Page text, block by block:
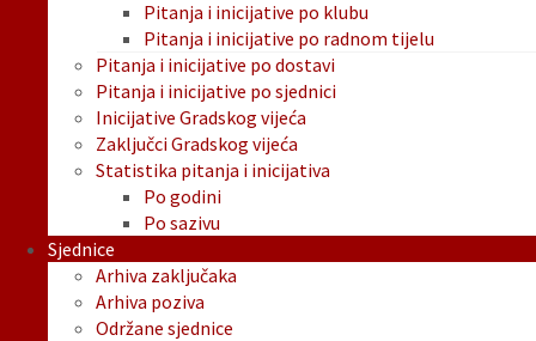
Pitanja i inicijative po klubu
Pitanja i inicijative po radnom tijelu
Pitanja i inicijative po dostavi
Pitanja i inicijative po sjednici
Inicijative Gradskog vijeća
Zaključci Gradskog vijeća
Statistika pitanja i inicijativa
Po godini
Po sazivu
Sjednice
Arhiva zaključaka
Arhiva poziva
Održane sjednice